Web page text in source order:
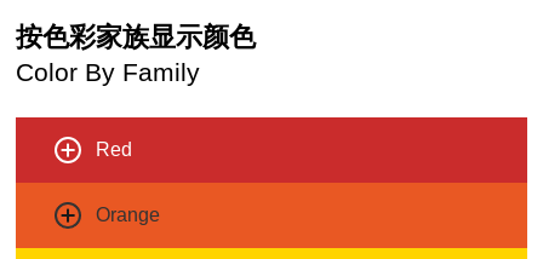
按色彩家族显示颜色
Color By Family
Red
Orange